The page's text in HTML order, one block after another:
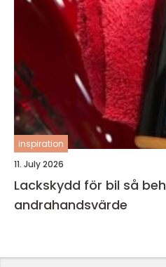
inspiration
11. July 2026
Lackskydd för bil så behålls glans och
andrahandsvärde